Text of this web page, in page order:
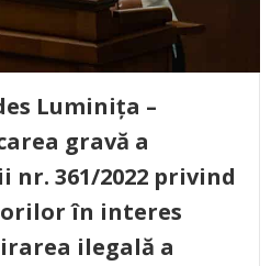
Luminița –
gravă a
nr. 361/2022 privind
în interes
ilegală a